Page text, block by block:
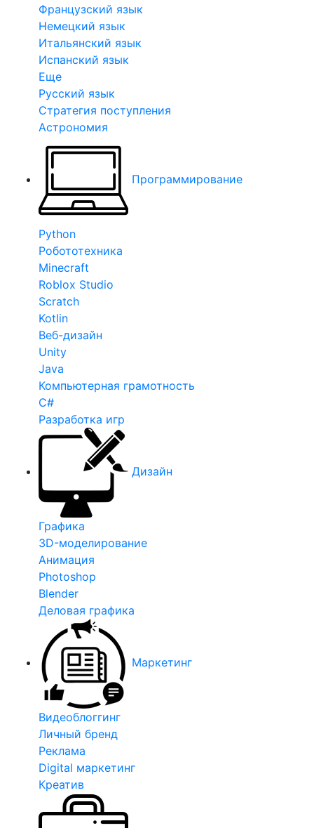
Французский язык
Немецкий язык
Итальянский язык
Испанский язык
Еще
Русский язык
Стратегия поступления
Астрономия
Программирование
Python
Робототехника
Minecraft
Roblox Studio
Scratch
Kotlin
Веб-дизайн
Unity
Java
Компьютерная грамотность
C#
Разработка игр
Дизайн
Графика
3D-моделирование
Анимация
Photoshop
Blender
Деловая графика
Маркетинг
Видеоблоггинг
Личный бренд
Реклама
Digital маркетинг
Креатив